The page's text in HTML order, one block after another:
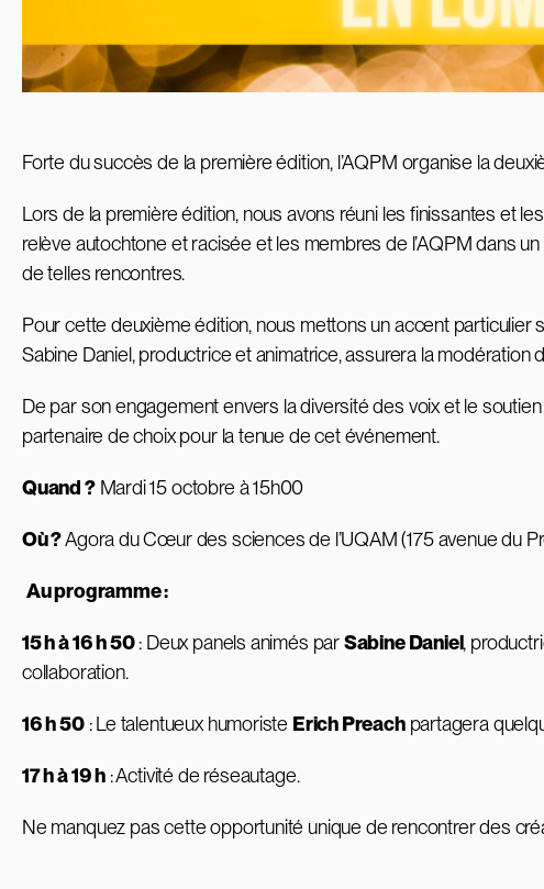
Forte du succès de la première édition, l’AQPM organise la
Lors de la première édition, nous avons réuni les finissantes et
relève autochtone et racisée et les membres de l’AQPM dans
de telles rencontres.
Pour cette deuxième édition, nous mettons un accent particulier
Sabine Daniel, productrice et animatrice, assurera la modération
De par son engagement envers la diversité des voix et le
partenaire de choix pour la tenue de cet événement.
Quand ?Mardi 15 octobre à 15h00
Où ?Agora du Cœur des sciences de l’UQAM (175 avenue du
Au programme :
15 h à 16 h 50: Deux panels animés parSabine Daniel,
collaboration.
16 h 50: Le talentueux humoriste Erich Preachpartagera
17 h à 19 h : Activité de réseautage.
Ne manquez pas cette opportunité unique de rencontrer des